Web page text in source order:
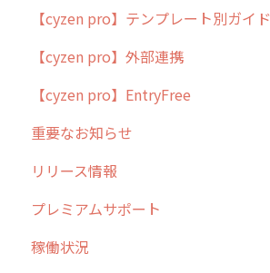
cyzen proの位置情報取得について
用語集
よくある質問
【cyzen pro】テンプレート別ガイド
ポスティング
ラウンダー
メンテナンス
外廻り営業
清掃
不動産
【cyzen pro】外部連携
【cyzen pro】EntryFree
重要なお知らせ
過去の重要なお知らせ
障害情報
リリース情報
リリース
2026年のリリース情報
プレミアムサポート
稼働状況